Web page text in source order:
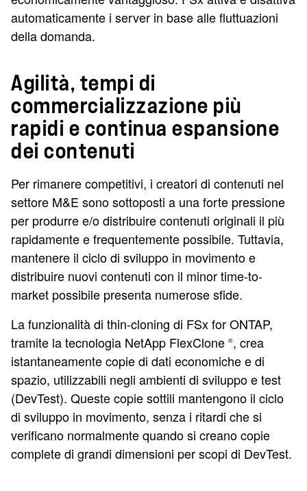
automaticamente i server in base alle fluttuazioni
della domanda.
Agilità, tempi di
commercializzazione più
rapidi e continua espansione
dei contenuti
Per rimanere competitivi, i creatori di contenuti nel
settore M&E sono sottoposti a una forte pressione
per produrre e/o distribuire contenuti originali il più
rapidamente e frequentemente possibile. Tuttavia,
mantenere il ciclo di sviluppo in movimento e
distribuire nuovi contenuti con il minor time-to-
market possibile presenta numerose sfide.
La funzionalità di thin-cloning di FSx for ONTAP,
tramite la tecnologia NetApp FlexClone ®, crea
istantaneamente copie di dati economiche e di
spazio, utilizzabili negli ambienti di sviluppo e test
(DevTest). Queste copie sottili mantengono il ciclo
di sviluppo in movimento, senza i ritardi che si
verificano normalmente quando si creano copie
complete di grandi dimensioni per scopi di DevTest.